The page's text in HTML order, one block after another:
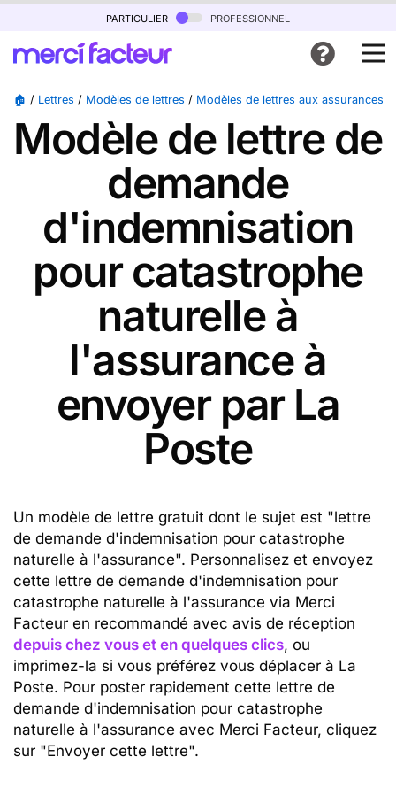
particulier professionnel
🏠 / Lettres / Modèles de lettres / Modèles de lettres aux assurances
Modèle de lettre de
demande
d'indemnisation
pour catastrophe
naturelle à
l'assurance à
envoyer par La
Poste
Un modèle de lettre gratuit dont le sujet est "lettre
de demande d'indemnisation pour catastrophe
naturelle à l'assurance". Personnalisez et envoyez
cette lettre de demande d'indemnisation pour
catastrophe naturelle à l'assurance via Merci
Facteur en recommandé avec avis de réception
depuis chez vous et en quelques clics, ou
imprimez-la si vous préférez vous déplacer à La
Poste. Pour poster rapidement cette lettre de
demande d'indemnisation pour catastrophe
naturelle à l'assurance avec Merci Facteur, cliquez
sur "Envoyer cette lettre".